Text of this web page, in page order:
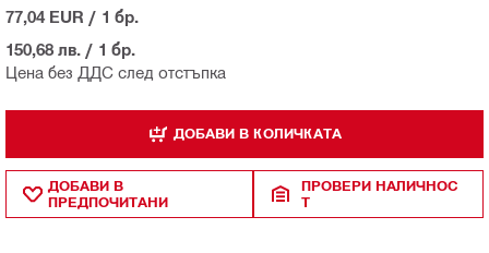
Цена без ДДС след отстъпка
77,04 EUR / 1 бр.
150,68 лв. / 1 бр.
ДОБАВИ В КОЛИЧКАТА
ДОБАВИ В
ПРЕДПОЧИТАНИ
ПРОВЕРИ НАЛИЧНОС
Т